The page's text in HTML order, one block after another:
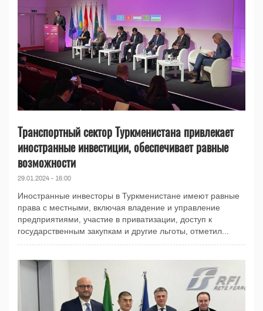
Транспортный сектор Туркменистана привлекает
иностранные инвестиции, обеспечивает равные
возможности
29.01.2024 - 16:00
Иностранные инвесторы в Туркменистане имеют равные
права с местными, включая владение и управление
предприятиями, участие в приватизации, доступ к
государственным закупкам и другие льготы, отметил...